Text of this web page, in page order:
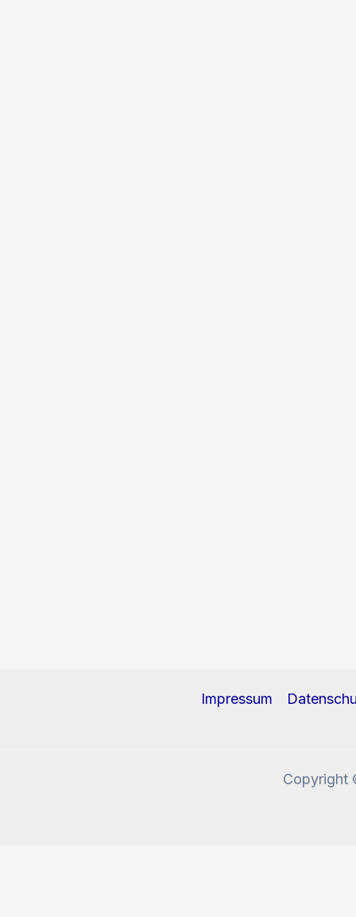
Impressum
Copyright